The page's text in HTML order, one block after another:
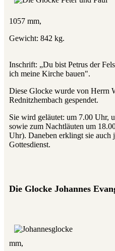
1057 mm,
Gewicht: 842 kg.
Inschrift: „Du bist Petrus der
ich meine Kirche bauen".
Diese Glocke wurde von Herrn
Rednitzhembach gespendet.
Sie wird geläutet: um 7.00 Uhr,
sowie zum Nachtläuten um
Uhr). Daneben erklingt sie
Gottesdienst.
Die Glocke Johannes
mm,